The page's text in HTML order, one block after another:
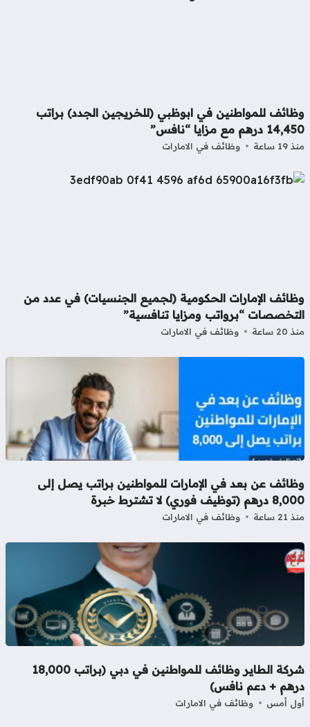
للمواطنين في ابوظبي (للخريجين الجدد) براتب
درهم مع مزايا “نافس”
ساعة وظائف في الامارات
الإمارات الحكومية (لجميع الجنسيات) في عدد من
“برواتب ومزايا تنافسية”
ساعة وظائف في الامارات
عن بعد في الإمارات للمواطنين براتب يصل إلى
(توظيف فوري) لا تشترط خبرة
ساعة وظائف في الامارات
شركة الطاير وظائف للمواطنين في دبي (براتب 18,000
+ دعم نافس)
أمس وظائف في الامارات